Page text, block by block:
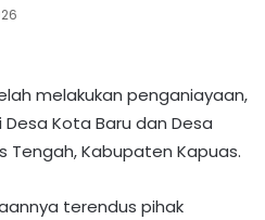
melakukan penganiayaan,
Kota Baru dan Desa
Tengah, Kabupaten Kapuas.
terendus pihak